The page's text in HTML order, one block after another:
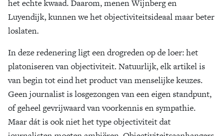
het echte kwaad. Daarom, menen Wijnberg en
Luyendijk, kunnen we het objectiviteitsideaal maar beter
loslaten.
In deze redenering ligt een drogreden op de loer: het
platoniseren van objectiviteit. Natuurlijk, elk artikel is
van begin tot eind het product van menselijke keuzes.
Geen journalist is losgezongen van een eigen standpunt,
of geheel gevrijwaard van voorkennis en sympathie.
Maar dát is ook niet het type objectiviteit dat